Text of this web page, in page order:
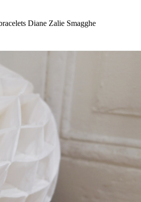
Diane Zalie Smagghe